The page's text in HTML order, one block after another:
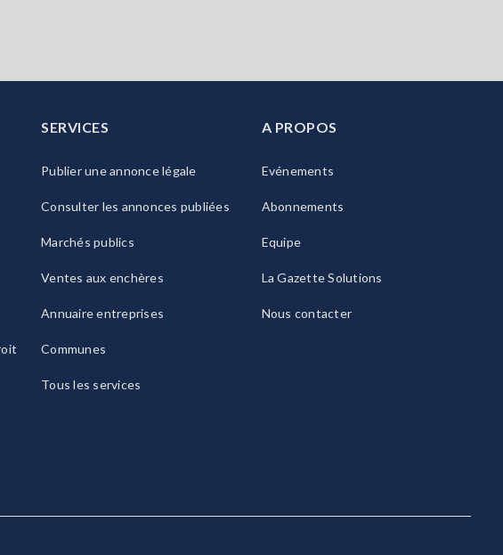
SERVICES
Publier une annonce légale
Consulter les annonces publiées
Marchés publics
Ventes aux enchères
Annuaire entreprises
Communes
Tous les services
A PROPOS
Evénements
Abonnements
Equipe
La Gazette Solutions
Nous contacter